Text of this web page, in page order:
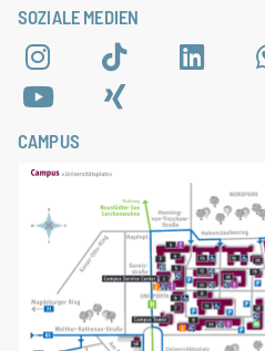
SOZIALE MEDIEN
CAMPUS